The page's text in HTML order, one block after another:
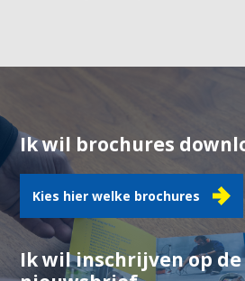
Ik wil brochures
Kies hier welke brochures
Ik wil inschrijven op de Cibor